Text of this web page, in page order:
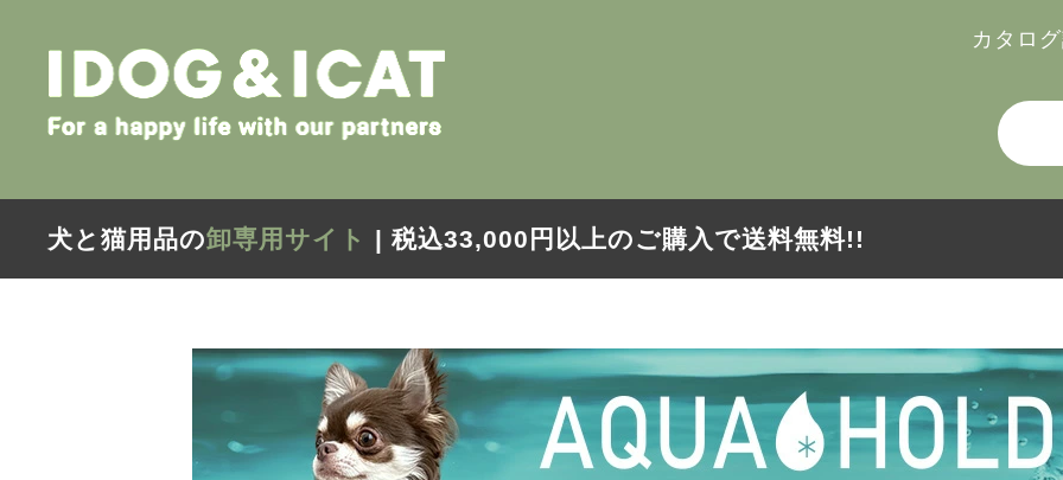
カタロ
犬と猫用品の卸専用サイト | 税込33,000円以上のご購入で送料無料!!